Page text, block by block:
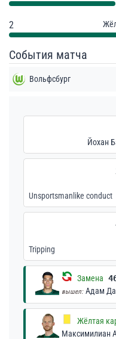
2
События матча
Вольфсбург
Йохан
Unsportsmanlike conduct
Tripping
Замена
вышел: Адам
Жёлтая
Максимилиан